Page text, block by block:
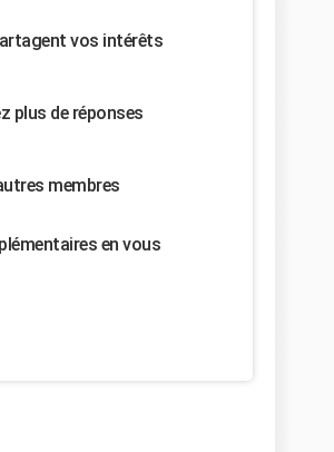
vos intérêts
plus de réponses
membres
en vous